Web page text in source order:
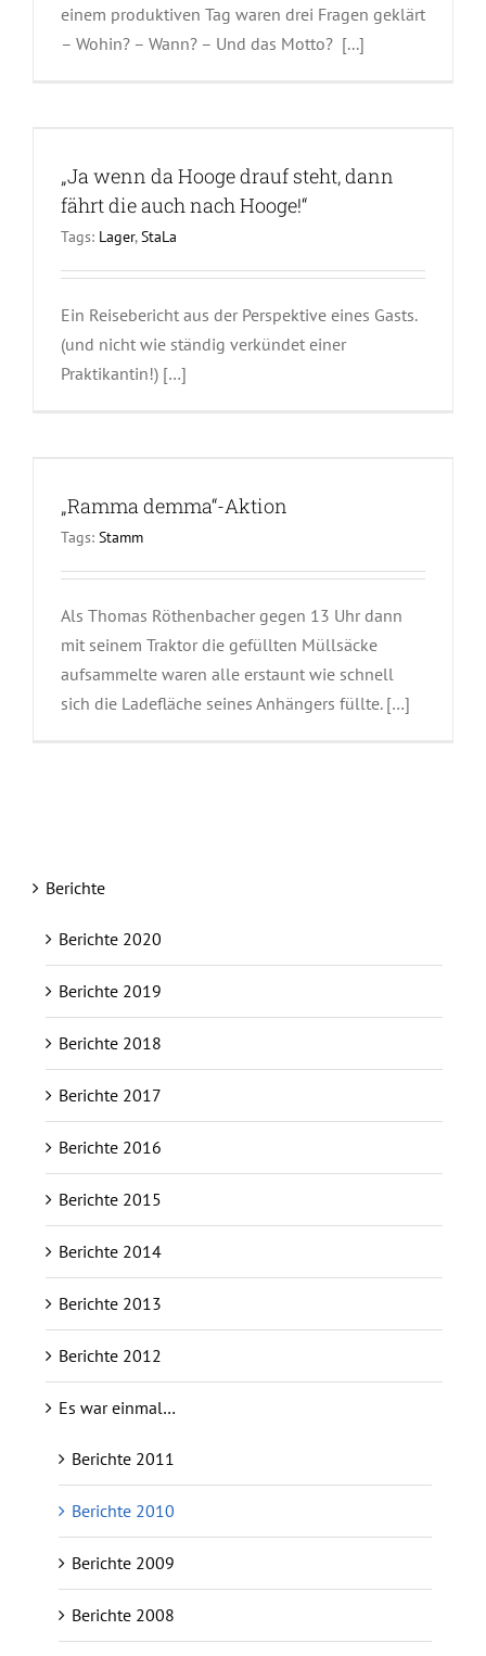
einem produktiven Tag waren drei Fragen geklärt
– Wohin? – Wann? – Und das Motto? [...]
„Ja wenn da Hooge drauf steht, dann
fährt die auch nach Hooge!“
Tags: Lager,StaLa
Ein Reisebericht aus der Perspektive eines Gasts.
(und nicht wie ständig verkündet einer
Praktikantin!) […]
„Ramma demma“-Aktion
Tags: Stamm
Als Thomas Röthenbacher gegen 13 Uhr dann
mit seinem Traktor die gefüllten Müllsäcke
aufsammelte waren alle erstaunt wie schnell
sich die Ladefläche seines Anhängers füllte. […]
Berichte
Berichte 2020
Berichte 2019
Berichte 2018
Berichte 2017
Berichte 2016
Berichte 2015
Berichte 2014
Berichte 2013
Berichte 2012
Es war einmal…
Berichte 2011
Berichte 2010
Berichte 2009
Berichte 2008